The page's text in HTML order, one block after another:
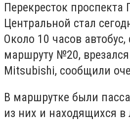
Перекресток
Центральной стал
Около 10 часов
маршруту №20,
Mitsubishi, сообщили
В маршрутке были
из них и находящихся в